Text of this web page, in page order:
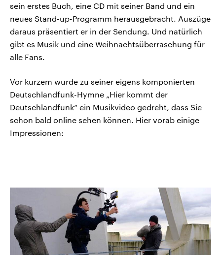
sein erstes Buch, eine CD mit seiner Band und ein
neues Stand-up-Programm herausgebracht. Auszüge
daraus präsentiert er in der Sendung. Und natürlich
gibt es Musik und eine Weihnachtsüberraschung für
alle Fans.
Vor kurzem wurde zu seiner eigens komponierten
Deutschlandfunk-Hymne „Hier kommt der
Deutschlandfunk“ ein Musikvideo gedreht, dass Sie
schon bald online sehen können. Hier vorab einige
Impressionen: